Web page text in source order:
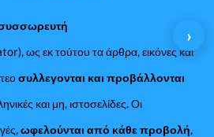
ως εκ τούτου τα άρθρα, εικόνες και
συλλεγονται και προβάλλονται
και μη, ιστοσελίδες. Οι
ωφελούνται από κάθε προβολή,
›